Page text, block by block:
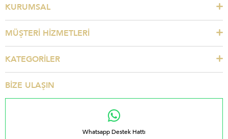
KURUMSAL
MÜŞTERİ HİZMETLERİ
KATEGORİLER
BİZE ULAŞIN
Whatsapp Destek Hattı